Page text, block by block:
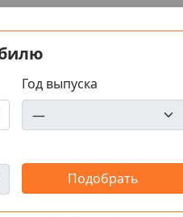
Год выпуска